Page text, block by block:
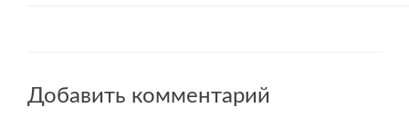
Добавить комментарий